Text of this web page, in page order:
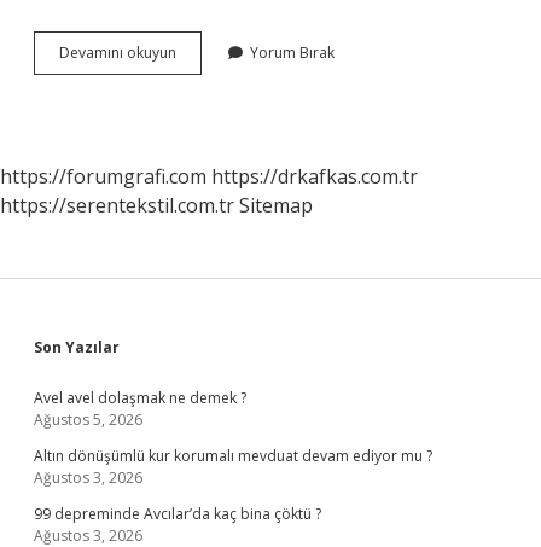
Devamını okuyun Çatlayan
Seramik
Yorum Bırak
https://forumgrafi.com https://drkafkas.com.tr
https://serentekstil.com.trSitemap
Sidebar
Son Yazılar
Avel avel dolaşmak ne demek ?
Ağustos 5, 2026
Altın dönüşümlü kur korumalı mevduat devam ediyor mu ?
Ağustos 3, 2026
99 depreminde Avcılar’da kaç bina çöktü ?
Ağustos 3, 2026